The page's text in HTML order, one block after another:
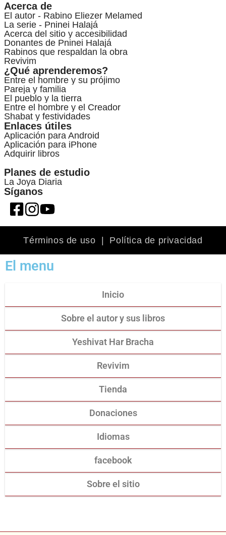
Acerca de
El autor - Rabino Eliezer Melamed
La serie - Pninei Halajá
Acerca del sitio y accesibilidad
Donantes de Pninei Halajá
Rabinos que respaldan la obra
Revivim
¿Qué aprenderemos?
Entre el hombre y su prójimo
Pareja y familia
El pueblo y la tierra
Entre el hombre y el Creador
Shabat y festividades
Enlaces útiles
Aplicación para Android
Aplicación para iPhone
Adquirir libros
Planes de estudio
La Joya Diaria
Síganos
Términos de uso Política de privacidad
El menu
Inicio
Sobre el autor y sus libros
Yeshivat Har Bracha
Revivim
Tienda
Donaciones
Idiomas
facebook
Sobre el sitio